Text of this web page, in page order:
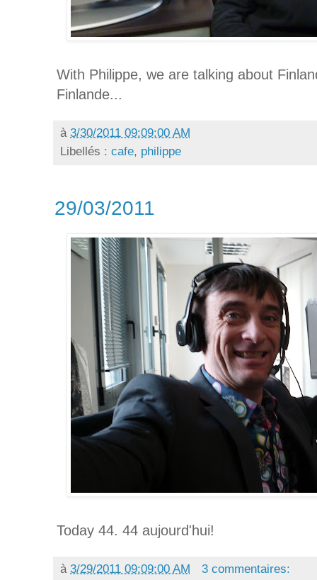
With Philippe, we are talking about
Finlande...
à 3/30/2011 09:09:00 AM
Libellés : cafe, philippe
29/03/2011
Today 44. 44 aujourd'hui!
à 3/29/2011 09:09:00 AM
3 commentaires: